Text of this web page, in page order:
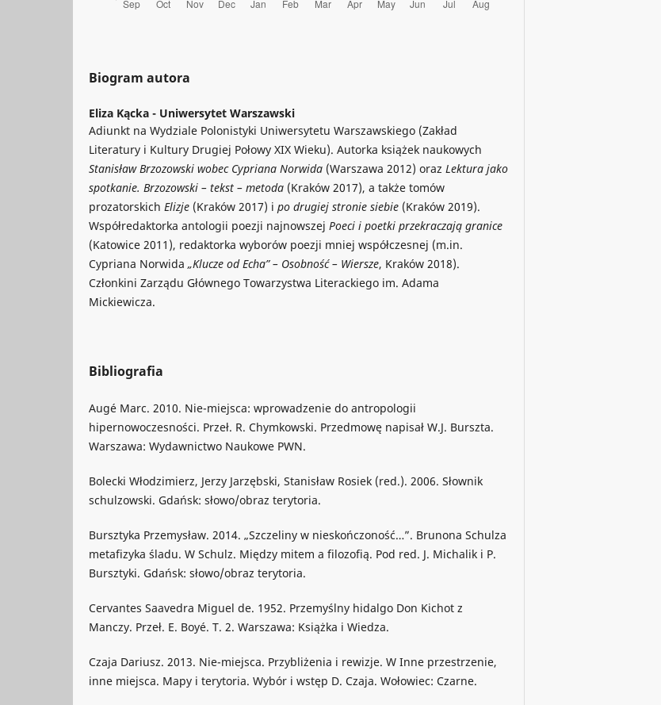
Biogram autora
Eliza Kącka - Uniwersytet Warszawski
Adiunkt na Wydziale Polonistyki Uniwersytetu Warszawskiego (Zakład
Literatury i Kultury Drugiej Połowy XIX Wieku). Autorka książek naukowych
Stanisław Brzozowski wobec Cypriana Norwida (Warszawa 2012) oraz Lektura jako
spotkanie. Brzozowski – tekst – metoda (Kraków 2017), a także tomów
prozatorskich Elizje (Kraków 2017) i po drugiej stronie siebie (Kraków 2019).
Współredaktorka antologii poezji najnowszej Poeci i poetki przekraczają granice
(Katowice 2011), redaktorka wyborów poezji mniej współczesnej (m.in.
Cypriana Norwida „Klucze od Echa” – Osobność – Wiersze, Kraków 2018).
Członkini Zarządu Głównego Towarzystwa Literackiego im. Adama
Mickiewicza.
Bibliografia
Augé Marc. 2010. Nie-miejsca: wprowadzenie do antropologii
hipernowoczesności. Przeł. R. Chymkowski. Przedmowę napisał W.J. Burszta.
Warszawa: Wydawnictwo Naukowe PWN.
Bolecki Włodzimierz, Jerzy Jarzębski, Stanisław Rosiek (red.). 2006. Słownik
schulzowski. Gdańsk: słowo/obraz terytoria.
Bursztyka Przemysław. 2014. „Szczeliny w nieskończoność…”. Brunona Schulza
metafizyka śladu. W Schulz. Między mitem a filozofią. Pod red. J. Michalik i P.
Bursztyki. Gdańsk: słowo/obraz terytoria.
Cervantes Saavedra Miguel de. 1952. Przemyślny hidalgo Don Kichot z
Manczy. Przeł. E. Boyé. T. 2. Warszawa: Książka i Wiedza.
Czaja Dariusz. 2013. Nie-miejsca. Przybliżenia i rewizje. W Inne przestrzenie,
inne miejsca. Mapy i terytoria. Wybór i wstęp D. Czaja. Wołowiec: Czarne.